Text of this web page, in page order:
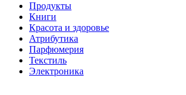
Продукты
Книги
Красота и здоровье
Атрибутика
Парфюмерия
Текстиль
Электроника